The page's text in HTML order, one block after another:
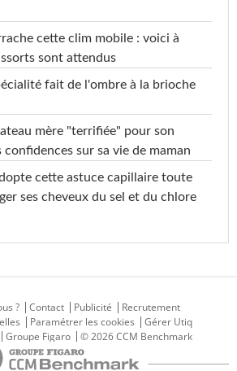
cette clim mobile : voici à
sont attendus
fait de l'ombre à la brioche
mère "terrifiée" pour son
sur sa vie de maman
cette astuce capillaire toute
ses cheveux du sel et du chlore
?
Contact Publicité
Recrutement
Paramétrer les cookies
Gérer Utiq
Groupe Figaro © 2026 CCM Benchmark